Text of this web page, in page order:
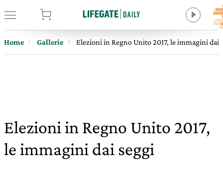
Home Gallerie Elezioni in Regno Unito 2017, le immagini dai
Elezioni in Regno Unito 2017,
le immagini dai seggi